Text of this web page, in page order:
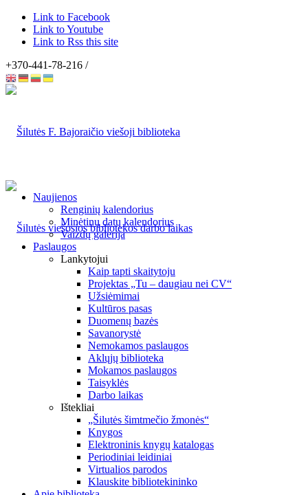
Link to Facebook
Link to Youtube
Link to Rss this site
+370-441-78-216 /
Naujienos
Renginių kalendorius
Minėtinų datų kalendorius
Vaizdų galerija
Paslaugos
Lankytojui
Kaip tapti skaitytoju
Projektas „Tu – daugiau nei CV“
Užsiėmimai
Kultūros pasas
Duomenų bazės
Savanorystė
Nemokamos paslaugos
Aklųjų biblioteka
Mokamos paslaugos
Taisyklės
Darbo laikas
Ištekliai
„Šilutės šimtmečio žmonės“
Knygos
Elektroninis knygų katalogas
Periodiniai leidiniai
Virtualios parodos
Klauskite bibliotekininko